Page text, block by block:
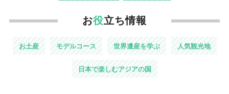
お役立ち情報
お土産 モデルコース 世界遺産を学ぶ 人気観光地
日本で楽しむアジアの国